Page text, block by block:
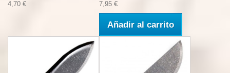
4,70 € 7,95 €
Añadir al carrito